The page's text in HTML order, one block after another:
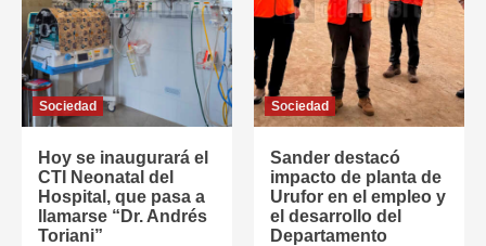
Sociedad
Hoy se inaugurará el
CTI Neonatal del
Hospital, que pasa a
llamarse “Dr. Andrés
Toriani”
Sociedad
Sander destacó
impacto de planta de
Urufor en el empleo y
el desarrollo del
Departamento